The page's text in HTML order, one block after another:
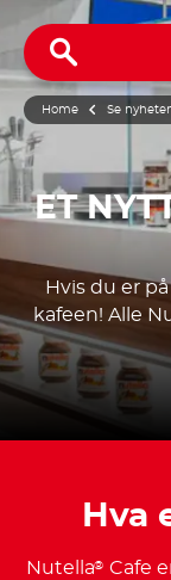
Home Se
ET
Hvis du er
kafeen! Alle
Hva
Nutella® Cafe